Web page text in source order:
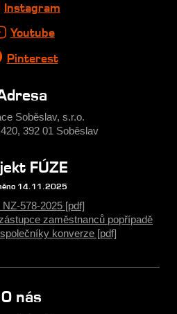
Instagram
Youtube
Pinterest
Soběslav, s.r.o.
392 01 Soběslav
FÚZE
14.11.2025
NZ-578-2025 [pdf]
zaměstnanců popřípadě
konverze [pdf]
O nás